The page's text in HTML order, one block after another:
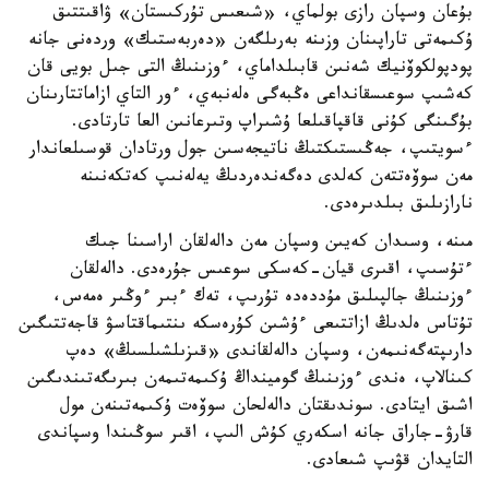
بۇعان وسپان رازى بولماي، «شىعىس تۇركىستان» ۋاقىتتىق
ۇكىمەتى تاراپىنان وزىنە بەرىلگەن «دەربەستىك» وردەنى جانە
پودپولكوۆنيك شەنىن قابىلداماي، ءوزىنىڭ التى جىل بويى قان
كەشىپ سوعىسقانداعى ەڭبەگى ەلەنبەي، ءور التاي ازاماتتارىنان
بۇگىنگى كۇنى قاقپاقىلعا ۇشىراپ وتىرعانىن العا تارتادى.
ءسويتىپ، جەڭىستىكتىڭ ناتيجەسىن جول ورتادان قوسىلعاندار
مەن سوۆەتتەن كەلدى دەگەندەردىڭ يەلەنىپ كەتكەنىنە
نارازىلىق بىلدىرەدى.
مىنە، وسىدان كەيىن وسپان مەن دالەلقان اراسىنا جىك
ءتۇسىپ، اقىرى قيان-كەسكى سوعىس جۇرەدى. دالەلقان
ءوزىنىڭ جالپىلىق مۇددەدە تۇرىپ، تەك ءبىر ءوڭىر ەمەس،
تۇتاس ەلدىڭ ازاتتىعى ءۇشىن كۇرەسكە ىنتىماقتاسۋ قاجەتتىگىن
دارىپتەگەنىمەن، وسپان دالەلقاندى «قىزىلشىلسىڭ» دەپ
كىنالاپ، ەندى ءوزىنىڭ گومينداڭ ۇكىمەتىمەن بىرىگەتىندىگىن
اشىق ايتادى. سوندىقتان دالەلحان سوۆەت ۇكىمەتىنەن مول
قارۋ-جاراق جانە اسكەري كۇش الىپ، اقىر سوڭىندا وسپاندى
التايدان قۋىپ شىعادى.